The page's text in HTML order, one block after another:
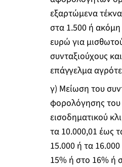
εξαρτώμενα
στα 1.500 ή ακόμη
ευρώ για
συνταξιούχους
επάγγελμα
γ) Μείωση του
φορολόγησης του
εισοδηματικού
τα 10.000,01 έως
15.000 ή τα
15% ή στο 16% ή